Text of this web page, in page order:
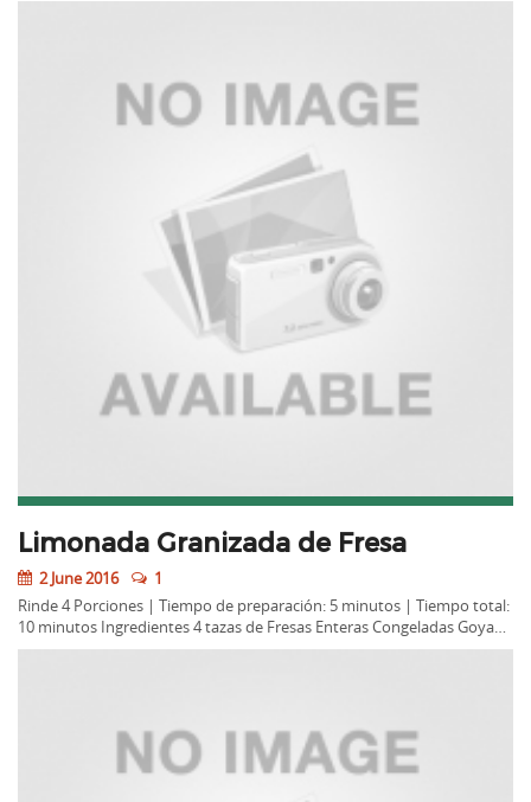
Limonada Granizada de Fresa
2 June 2016
1
Rinde 4 Porciones | Tiempo de preparación: 5 minutos | Tiempo total:
10 minutos Ingredientes 4 tazas de Fresas Enteras Congeladas Goya…